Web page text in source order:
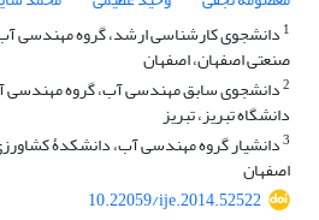
1 دانشجوی کارشناسی ارشد، گروه مهندسی
صنعتی اصفهان، اصفهان
2دانشجوی سابق مهندسی آب، گروه مهندسی
دانشگاه تبریز، تبریز
3دانشیار گروه مهندسی آب، دانشکدۀ
اصفهان
10.22059/ije.2014.52522